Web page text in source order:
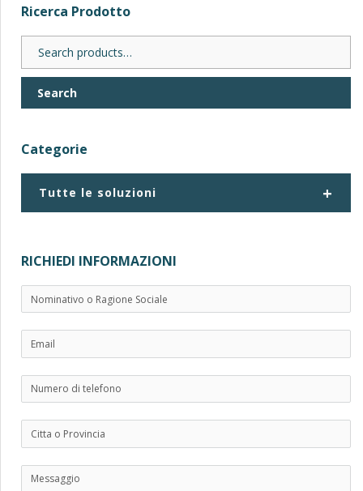
Ricerca Prodotto
Search
for:
Search
Categorie
+
Tutte le soluzioni
RICHIEDI INFORMAZIONI